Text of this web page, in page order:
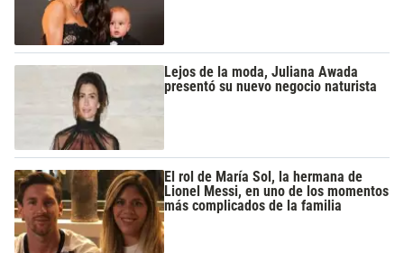
Lejos de la moda, Juliana Awada
presentó su nuevo negocio naturista
El rol de María Sol, la hermana de
Lionel Messi, en uno de los momentos
más complicados de la familia